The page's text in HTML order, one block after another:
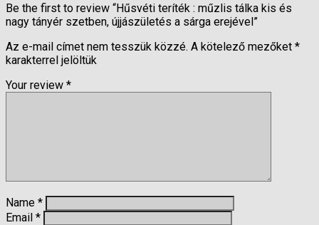
Be the first to review “Hűsvéti teríték : műzlis tálka kis és
nagy tányér szetben, újjászületés a sárga erejével”
Az e-mail címet nem tesszük közzé. A kötelező mezőket *
karakterrel jelöltük
Your review *
Name *
Email *